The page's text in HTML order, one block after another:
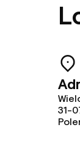
31-